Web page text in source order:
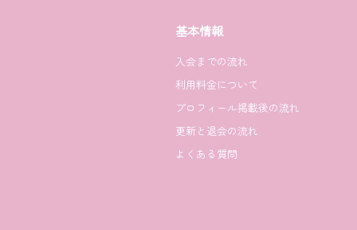
基本情報
入会までの流れ
利用料金について
プロフィール掲載後の流れ
更新と退会の流れ
よくある質問